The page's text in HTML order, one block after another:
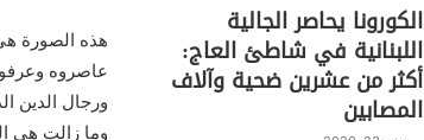
هذه الصورة
عاصروه
ورجال الدين
وما زالت هي
الكورونا يحاصر الجالية
اللبنانية في شاطئ العاج:
أكثر من عشرين ضحية وآلاف
المصابين